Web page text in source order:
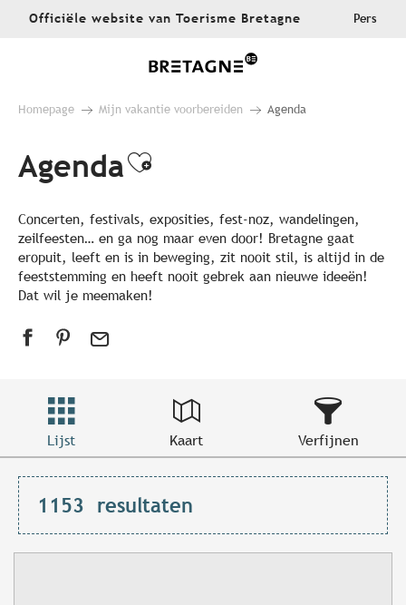
AllerOfficiële website van Toerisme Bretagne Pers
Homepage Mijn vakantie voorbereiden Agenda
AgendaAjouter aux favoris
Concerten, festivals, exposities, fest-noz, wandelingen,
zeilfeesten… en ga nog maar even door! Bretagne gaat
eropuit, leeft en is in beweging, zit nooit stil, is altijd in de
feeststemming en heeft nooit gebrek aan nieuwe ideeën!
Dat wil je meemaken!
Lijst Kaart Verfijnen
1153 resultaten